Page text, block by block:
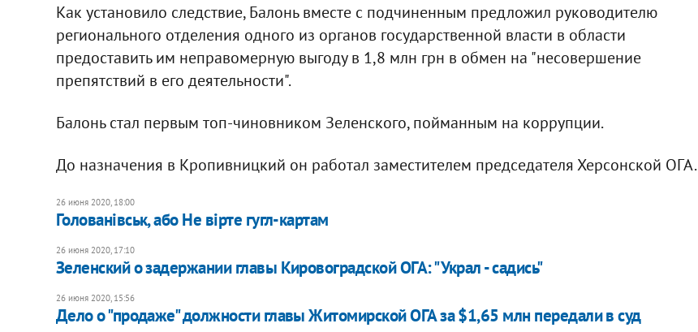
Как установило следствие, Балонь вместе с подчиненным предложил руководителю
регионального отделения одного из органов государственной власти в области
предоставить им неправомерную выгоду в 1,8 млн грн в обмен на "несовершение
препятствий в его деятельности".
Балонь стал первым топ-чиновником Зеленского, пойманным на коррупции.
До назначения в Кропивницкий он работал заместителем председателя Херсонской ОГА.
26 июня 2020, 18:00
Голованівськ, або Не вірте гугл-картам
26 июня 2020, 17:10
Зеленский о задержании главы Кировоградской ОГА: "Украл - садись"
26 июня 2020, 15:56
​Дело о "продаже" должности главы Житомирской ОГА за $1,65 млн передали в суд